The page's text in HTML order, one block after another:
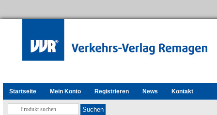
Startseite Mein Konto Registrieren News Kontakt